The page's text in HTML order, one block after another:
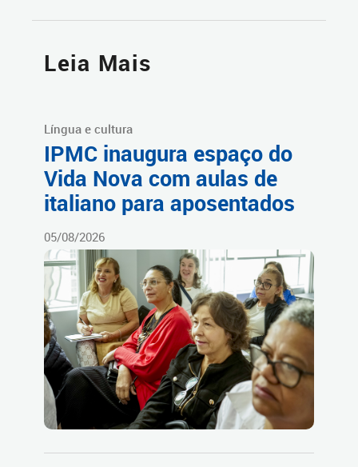
Leia Mais
Língua e cultura
IPMC inaugura espaço do
Vida Nova com aulas de
italiano para aposentados
05/08/2026